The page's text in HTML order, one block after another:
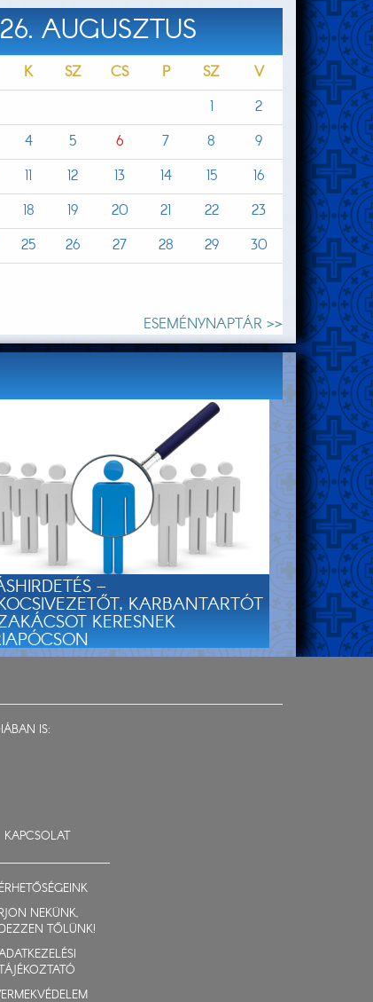
AUGUSZTUS
K SZ CS P SZ
V
1
2
4 5 6 7 8
9
11 12 13 14 15
16
18 19 20 21 22
23
25 26 27 28 29
30
ESEMÉNYNAPTÁR >>
–
KARBANTARTÓT
KERESNEK
IS:
KAPCSOLAT
NEKÜNK,
TŐLÜNK!